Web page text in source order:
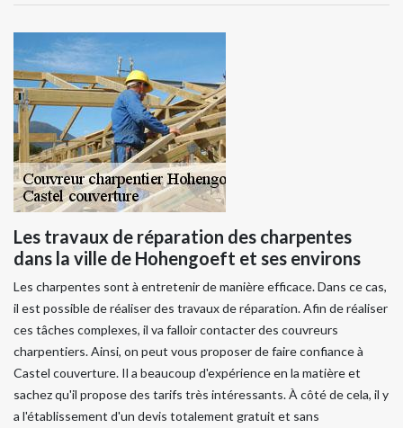
Les travaux de réparation des charpentes
dans la ville de Hohengoeft et ses environs
Les charpentes sont à entretenir de manière efficace. Dans ce cas,
il est possible de réaliser des travaux de réparation. Afin de réaliser
ces tâches complexes, il va falloir contacter des couvreurs
charpentiers. Ainsi, on peut vous proposer de faire confiance à
Castel couverture. Il a beaucoup d'expérience en la matière et
sachez qu'il propose des tarifs très intéressants. À côté de cela, il y
a l'établissement d'un devis totalement gratuit et sans